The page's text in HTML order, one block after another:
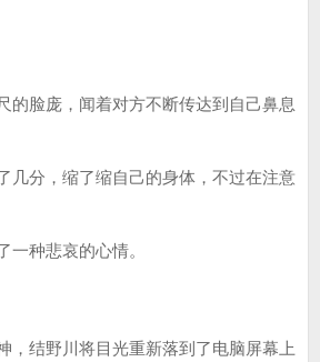
的脸庞，闻着对方不断传达到自己鼻息
几分，缩了缩自己的身体，不过在注意
一种悲哀的心情。
，结野川将目光重新落到了电脑屏幕上